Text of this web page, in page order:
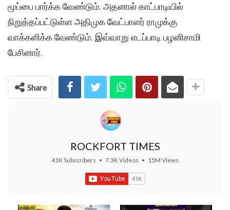
மூப்பை பார்க்க வேண்டும். அதனால் காட்பாடியில்
நிறுத்தப்பட்டுள்ள அதிமுக வேட்பாளர் ராமுக்கு
வாக்களிக்க வேண்டும். இவ்வாறு எடப்பாடி பழனிசாமி
பேசினார்.
Share
ROCKFORT TIMES
41K Subscribers • 7.3K Videos • 15M Views